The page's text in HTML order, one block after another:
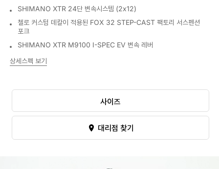
SHIMANO XTR 24단 변속시스템 (2x12)
첼로 커스텀 데칼이 적용된 FOX 32 STEP-CAST 팩토리 서스펜션
포크
SHIMANO XTR M9100 I-SPEC EV 변속 레버
상세스펙 보기
사이즈
대리점 찾기